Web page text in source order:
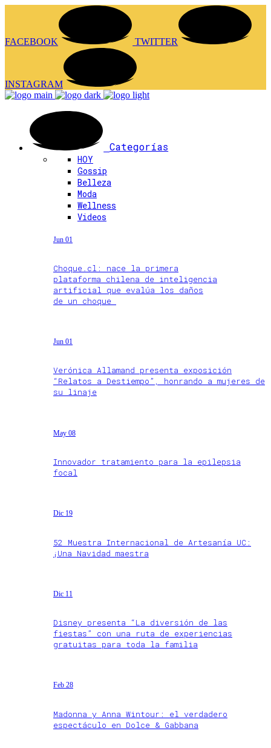
FACEBOOK TWITTER
INSTAGRAM
Categorías
HOY
Gossip
Belleza
Moda
Wellness
Videos
Jun 01
Choque.cl: nace la primera
plataforma chilena de inteligencia
artificial que evalúa los daños
de un choque
Jun 01
Verónica Allamand presenta exposición
“Relatos a Destiempo”, honrando a mujeres de
su linaje
May 08
Innovador tratamiento para la epilepsia
focal
Dic 19
52 Muestra Internacional de Artesanía UC:
¡Una Navidad maestra
Dic 11
Disney presenta “La diversión de las
fiestas” con una ruta de experiencias
gratuitas para toda la familia
Feb 28
Madonna y Anna Wintour: el verdadero
espectáculo en Dolce & Gabbana